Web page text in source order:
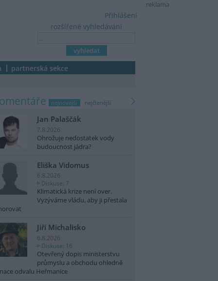
reklama
rozšířené vyhledávání
Přihlášení
partnerská sekce
nejnovější nejčtenější
Jan Palaščák
7.8.2026
Ohrožuje nedostatek vody
budoucnost jádra?
Eliška Vidomus
6.8.2026
Diskuse: 7
Klimatická krize není over.
Vyzýváme vládu, aby ji přestala
Jiří Michalisko
6.8.2026
Diskuse: 16
Otevřený dopis ministerstvu
průmyslu a obchodu ohledně
odvalu Heřmanice